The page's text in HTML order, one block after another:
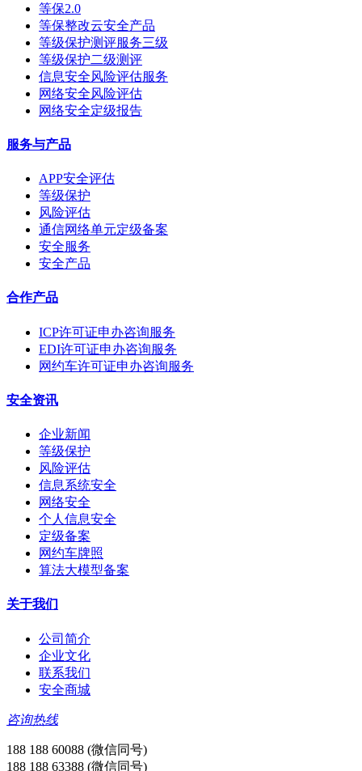
等保2.0
等保整改云安全产品
等级保护测评服务三级
等级保护二级测评
信息安全风险评估服务
网络安全风险评估
网络安全定级报告
服务与产品
APP安全评估
等级保护
风险评估
通信网络单元定级备案
安全服务
安全产品
合作产品
ICP许可证申办咨询服务
EDI许可证申办咨询服务
网约车许可证申办咨询服务
安全资讯
企业新闻
等级保护
风险评估
信息系统安全
网络安全
个人信息安全
定级备案
网约车牌照
算法大模型备案
关于我们
公司简介
企业文化
联系我们
安全商城
咨询热线
188 188 60088 (微信同号)
188 188 63388 (微信同号)